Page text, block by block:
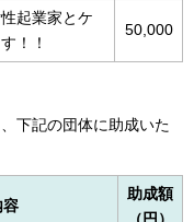
起業家とケ
！！
50,000
下記の団体に助成いた
容
助成額